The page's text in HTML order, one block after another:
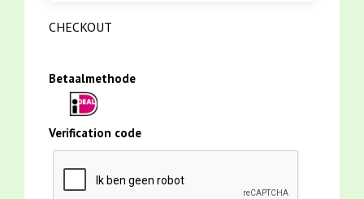
CHECKOUT
Betaalmethode
Verification code